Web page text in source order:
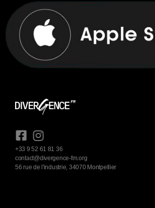
+33 9 52 61 81 36
contact@divergence-fm.org
56 rue de l'industrie, 34070 Montpellier